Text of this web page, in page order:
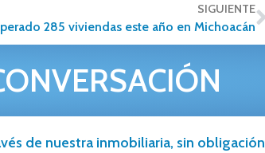
SIGUIENTE
285 viviendas este año en Michoacán
de nuestra inmobiliaria, sin obligación